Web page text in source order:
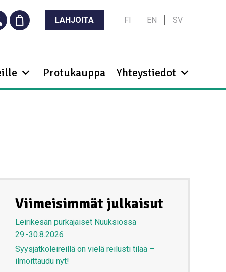
LAHJOITA FI EN SV
Protukauppa Yhteystiedot
Viimeisimmät julkaisut
Leirikesän purkajaiset Nuuksiossa
29.-30.8.2026
Syysjatkoleireillä on vielä reilusti tilaa –
ilmoittaudu nyt!